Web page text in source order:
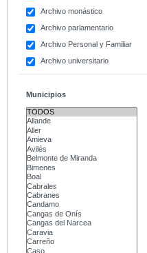
Archivo monástico
Archivo parlamentario
Archivo Personal y Familiar
Archivo universitario
Municipios